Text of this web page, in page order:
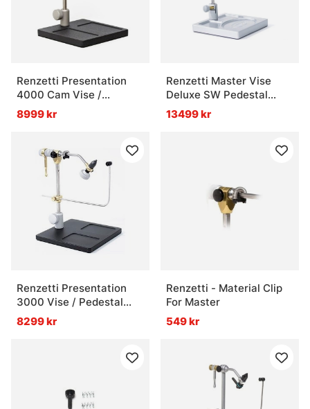
Renzetti Presentation
4000 Cam Vise /
Pedestal Base (Stem
Support Black)
8999 kr
Renzetti Master Vise
Deluxe SW Pedestal
Base
13499 kr
Renzetti Presentation
3000 Vise / Pedestal
Base
8299 kr
Renzetti - Material Clip
For Master
549 kr